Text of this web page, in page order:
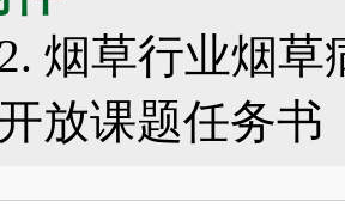
烟草行业烟
放课题任务书